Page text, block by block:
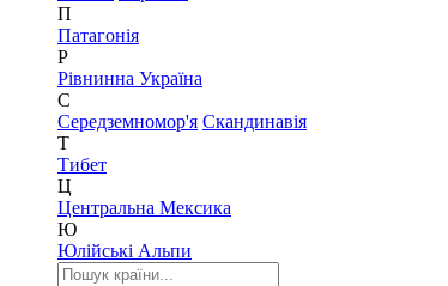
П
Патагонія
Р
Рівнинна Україна
С
Середземномор'я Скандинавія
Т
Тибет
Ц
Центральна Мексика
Ю
Юлійські Альпи